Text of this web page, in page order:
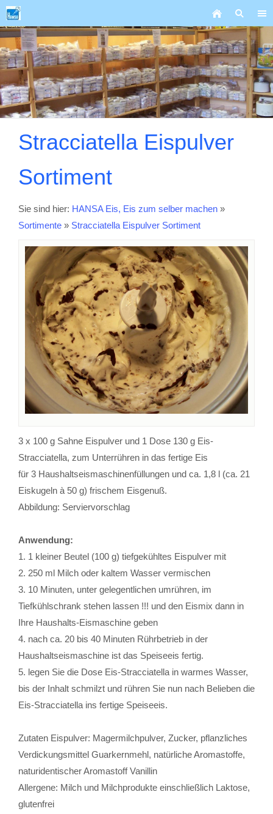
Stracciatella Eispulver
Sortiment
Sie sind hier: HANSA Eis, Eis zum selber machen »
Sortimente » Stracciatella Eispulver Sortiment
3 x 100 g Sahne Eispulver und 1 Dose 130 g Eis-
Stracciatella, zum Unterrühren in das fertige Eis
für 3 Haushaltseismaschinenfüllungen und ca. 1,8 l (ca. 21
Eiskugeln à 50 g) frischem Eisgenuß.
Abbildung: Serviervorschlag
Anwendung:
1. 1 kleiner Beutel (100 g) tiefgekühltes Eispulver mit
2. 250 ml Milch oder kaltem Wasser vermischen
3. 10 Minuten, unter gelegentlichen umrühren, im
Tiefkühlschrank stehen lassen !!! und den Eismix dann in
Ihre Haushalts-Eismaschine geben
4. nach ca. 20 bis 40 Minuten Rührbetrieb in der
Haushaltseismaschine ist das Speiseeis fertig.
5. legen Sie die Dose Eis-Stracciatella in warmes Wasser,
bis der Inhalt schmilzt und rühren Sie nun nach Belieben die
Eis-Stracciatella ins fertige Speiseeis.
Zutaten Eispulver: Magermilchpulver, Zucker, pflanzliches
Verdickungsmittel Guarkernmehl, natürliche Aromastoffe,
naturidentischer Aromastoff Vanillin
Allergene: Milch und Milchprodukte einschließlich Laktose,
glutenfrei